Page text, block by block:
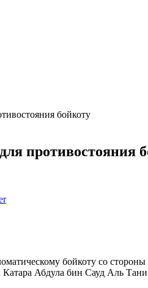
бойкоту
противостояния
бойкоту со
Катара Абдула бин Сауд Аль